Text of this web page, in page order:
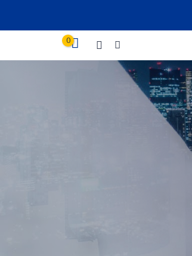
0